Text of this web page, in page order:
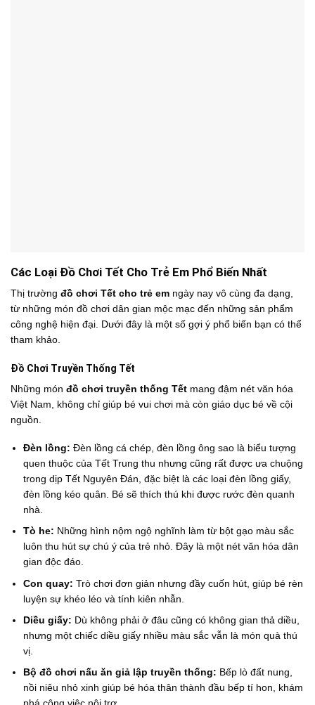
Các Loại Đồ Chơi Tết Cho Trẻ Em Phổ Biến Nhất
Thị trường đồ chơi Tết cho trẻ em ngày nay vô cùng đa dạng,
từ những món đồ chơi dân gian mộc mạc đến những sản phẩm
công nghệ hiện đại. Dưới đây là một số gợi ý phổ biến bạn có thể
tham khảo.
Đồ Chơi Truyền Thống Tết
Những món đồ chơi truyền thống Tết mang đậm nét văn hóa
Việt Nam, không chỉ giúp bé vui chơi mà còn giáo dục bé về cội
nguồn.
Đèn lồng: Đèn lồng cá chép, đèn lồng ông sao là biểu tượng
quen thuộc của Tết Trung thu nhưng cũng rất được ưa chuộng
trong dịp Tết Nguyên Đán, đặc biệt là các loại đèn lồng giấy,
đèn lồng kéo quân. Bé sẽ thích thú khi được rước đèn quanh
nhà.
Tò he: Những hình nộm ngộ nghĩnh làm từ bột gạo màu sắc
luôn thu hút sự chú ý của trẻ nhỏ. Đây là một nét văn hóa dân
gian độc đáo.
Con quay: Trò chơi đơn giản nhưng đầy cuốn hút, giúp bé rèn
luyện sự khéo léo và tính kiên nhẫn.
Diều giấy: Dù không phải ở đâu cũng có không gian thả diều,
nhưng một chiếc diều giấy nhiều màu sắc vẫn là món quà thú
vị.
Bộ đồ chơi nấu ăn giả lập truyền thống: Bếp lò đất nung,
nồi niêu nhỏ xinh giúp bé hóa thân thành đầu bếp tí hon, khám